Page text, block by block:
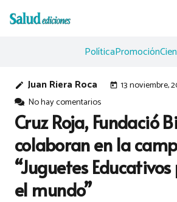
PolíticaPromoción
edit Juan Riera Roca today 13 noviembre,
No hay comentarios
Cruz Roja, Fundació
colaboran en la
“Juguetes
el mundo”